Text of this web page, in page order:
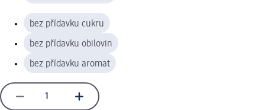
bez přídavku cukru
bez přídavku obilovin
bez přídavku aromat